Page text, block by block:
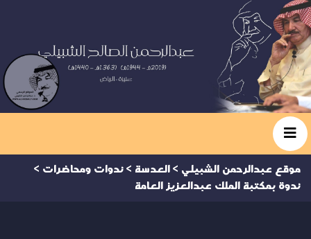
موقع عبدالرحمن الشبيلي > العدسة > ندوات ومحاضرات >
ندوة بمكتبة الملك عبدالعزيز العامة